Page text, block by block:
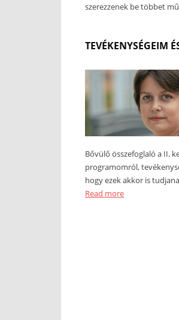
szerezzenek be többet
TEVÉKENYSÉGEIM
Bővülő összefoglaló a II.
programomról,
hogy ezek akkor is
Read more